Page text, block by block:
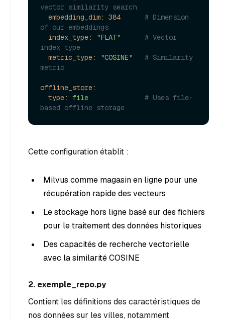
vector similarity search
embedding_dim:
384
# Dimension
of our embeddings
index_type:
"FLAT"
# Vector
index type
metric_type:
"COSINE"
# Similarity
metric
offline_store:
type:
file
# Uses file-
based offline storage
Cette configuration établit :
Milvus comme magasin en ligne pour une
récupération rapide des vecteurs
Le stockage hors ligne basé sur des fichiers
pour le traitement des données historiques
Des capacités de recherche vectorielle
avec la similarité COSINE
2. exemple_repo.py
Contient les définitions des caractéristiques de
nos données sur les villes, notamment